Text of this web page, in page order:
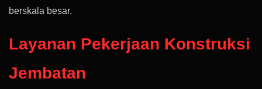
berskala besar.
Layanan Pekerjaan Konstruksi
Jembatan